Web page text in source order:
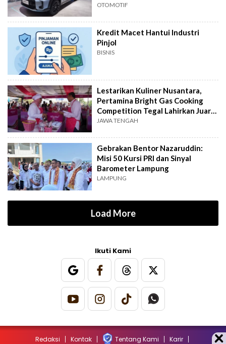
OTOMOTIF
Kredit Macet Hantui Industri
Pinjol
BISNIS
Lestarikan Kuliner Nusantara,
Pertamina Bright Gas Cooking
Competition Tegal Lahirkan Juara
Baru
JAWA TENGAH
Gebrakan Bentor Nazaruddin:
Misi 50 Kursi PRI dan Sinyal
Barometer Lampung
LAMPUNG
Load More
Ikuti Kami
Redaksi Kontak Tentang Kami Karir